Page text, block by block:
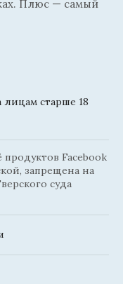
Плюс — самый
старше 18
Facebook
запрещена на
суда